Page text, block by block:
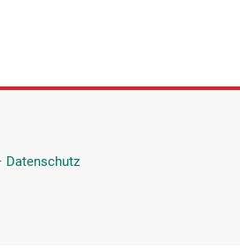
Datenschutz